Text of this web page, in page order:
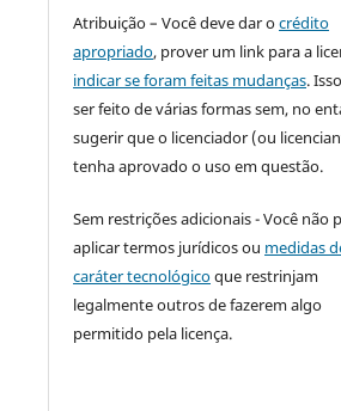
Atribuição – Você deve dar ocrédito
apropriado, prover um link para a
indicar se foram feitas mudanças.
ser feito de várias formas sem, no
sugerir que o licenciador (ou
tenha aprovado o uso em questão.
Sem restrições adicionais - Você não
aplicar termos jurídicos ou medidas
caráter tecnológicoque restrinjam
legalmente outros de fazerem algo
permitido pela licença.